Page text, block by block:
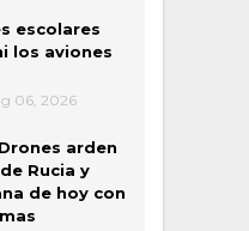
escolares
los aviones
06, 2026
arden
Rucia y
de hoy con